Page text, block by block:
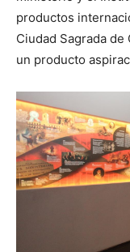
productos
Ciudad Sagrada
un producto